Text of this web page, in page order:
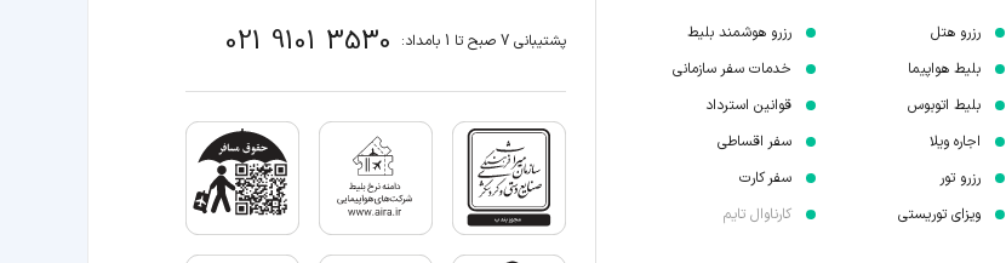
رزرو هتل
بلیط هواپیما
بلیط اتوبوس
اجاره ویلا
رزرو تور
ویزای توریستی
رزرو هوشمند بلیط
خدمات سفر سازمانی
قوانین استرداد
سفر اقساطی
سفر کارت
کارناوال تایم
پشتیبانی 7 صبح تا 1 بامداد: 021 9101 3530